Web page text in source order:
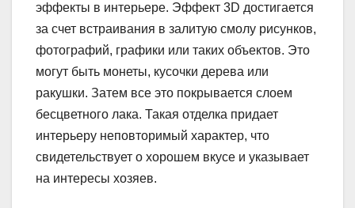
эффекты в интерьере. Эффект 3D достигается
за счет встраивания в залитую смолу рисунков,
фотографий, графики или таких объектов. Это
могут быть монеты, кусочки дерева или
ракушки. Затем все это покрывается слоем
бесцветного лака. Такая отделка придает
интерьеру неповторимый характер, что
свидетельствует о хорошем вкусе и указывает
на интересы хозяев.